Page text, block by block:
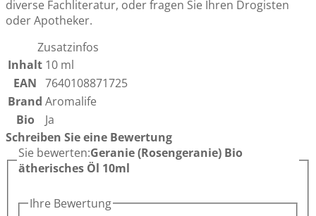
diverse Fachliteratur, oder fragen Sie Ihren Drogisten
oder Apotheker.
Zusatzinfos
Inhalt 10 ml
EAN 7640108871725
Brand Aromalife
Bio
Ja
Schreiben Sie eine Bewertung
Sie bewerten:Geranie (Rosengeranie) Bio
ätherisches Öl 10ml
Ihre Bewertung